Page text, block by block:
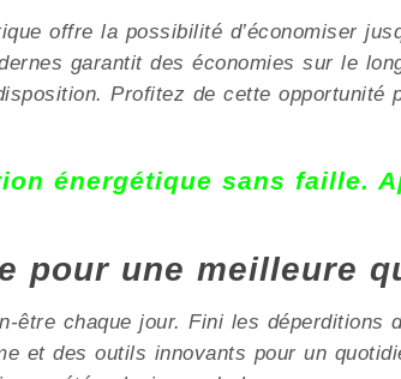
offre la possibilité d’économiser
garantit des économies sur le
Profitez de cette opportunité
énergétique sans faille.
pour une meilleure
être chaque jour. Fini les déperditions
et des outils innovants pour un